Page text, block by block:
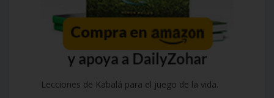
Lecciones de Kabalá para el juego de la vida.